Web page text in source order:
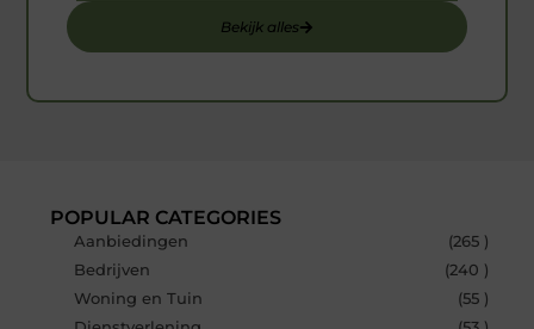
Bekijk alles
POPULAR CATEGORIES
Aanbiedingen
(265 )
Bedrijven
(240 )
Woning en Tuin
(55 )